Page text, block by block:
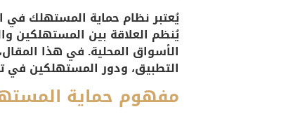
يُعتبر نظام حماية المستهلك في
يُنظم العلاقة بين المستهلكين
الأسواق المحلية. في هذا
التطبيق، ودور المستهلكين في
مفهوم حماية